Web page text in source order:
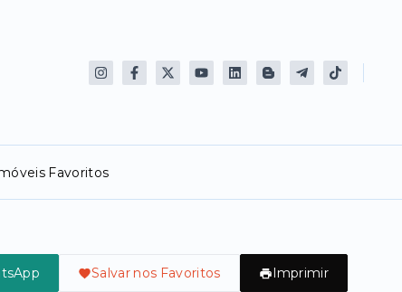
Favoritos
Salvar nos Favoritos Imprimir